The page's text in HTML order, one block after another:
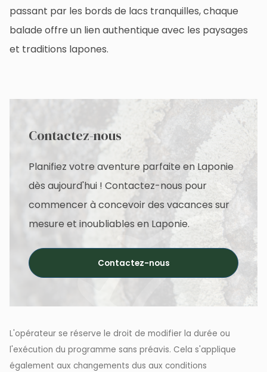
passant par les bords de lacs tranquilles, chaque
balade offre un lien authentique avec les paysages
et traditions lapones.
Contactez-nous
Planifiez votre aventure parfaite en Laponie
dès aujourd'hui ! Contactez-nous pour
commencer à concevoir des vacances sur
mesure et inoubliables en Laponie.
Contactez-nous
L'opérateur se réserve le droit de modifier la durée ou
l'exécution du programme sans préavis. Cela s'applique
également aux changements dus aux conditions